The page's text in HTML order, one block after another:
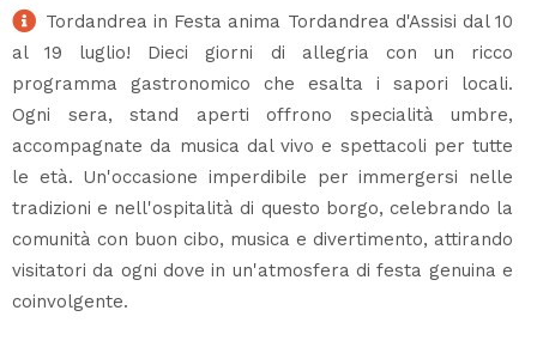
Tordandrea in Festa anima Tordandrea d'Assisi dal 10
al 19 luglio! Dieci giorni di allegria con un ricco
programma gastronomico che esalta i sapori locali.
Ogni sera, stand aperti offrono specialità umbre,
accompagnate da musica dal vivo e spettacoli per tutte
le età. Un'occasione imperdibile per immergersi nelle
tradizioni e nell'ospitalità di questo borgo, celebrando la
comunità con buon cibo, musica e divertimento, attirando
visitatori da ogni dove in un'atmosfera di festa genuina e
coinvolgente.